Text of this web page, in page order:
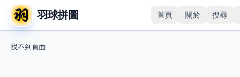
羽球拼圖 首頁 關於 搜尋
找不到頁面